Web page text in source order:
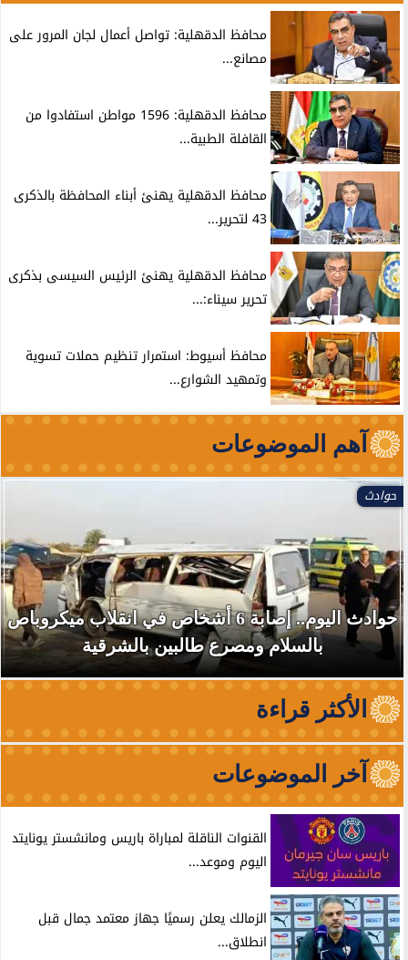
محافظ الدقهلية: تواصل أعمال لجان المرور على
مصانع...
محافظ الدقهلية: 1596 مواطن استفادوا من
القافلة الطبية...
محافظ الدقهلية يهنئ أبناء المحافظة بالذكرى
43 لتحرير...
محافظ الدقهلية يهنئ الرئيس السيسى بذكرى
تحرير سيناء:...
محافظ أسيوط: استمرار تنظيم حملات تسوية
وتمهيد الشوارع...
آهم الموضوعات
حوادث
حوادث اليوم.. إصابة 6 أشخاص في انقلاب ميكروباص
بالسلام ومصرع طالبين بالشرقية
الأكثر قراءة
آخر الموضوعات
القنوات الناقلة لمباراة باريس ومانشستر يونايتد
اليوم وموعد...
الزمالك يعلن رسميًا جهاز معتمد جمال قبل
انطلاق...